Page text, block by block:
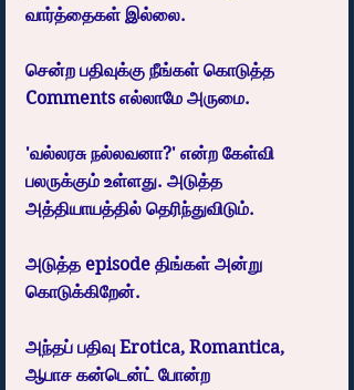
வார்த்தைகள் இல்லை.
சென்ற பதிவுக்கு நீங்கள் கொடுத்த
Comments எல்லாமே அருமை.
'வல்லரசு நல்லவனா?' என்ற கேள்வி
பலருக்கும் உள்ளது. அடுத்த
அத்தியாயத்தில் தெரிந்துவிடும்.
அடுத்த episode திங்கள் அன்று
கொடுக்கிறேன்.
அந்தப் பதிவு Erotica, Romantica,
ஆபாச கன்டென்ட் போன்ற